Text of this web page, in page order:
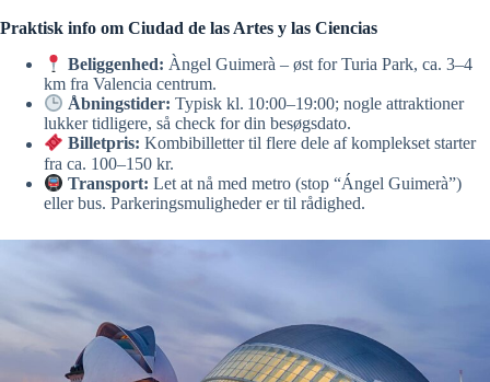
Praktisk info om Ciudad de las Artes y las Ciencias
Beliggenhed: Àngel Guimerà – øst for Turia Park, ca. 3–4
km fra Valencia centrum.
Åbningstider: Typisk kl. 10:00–19:00; nogle attraktioner
lukker tidligere, så check for din besøgsdato.
Billetpris: Kombibilletter til flere dele af komplekset starter
fra ca. 100–150 kr.
Transport: Let at nå med metro (stop “Ángel Guimerà”)
eller bus. Parkeringsmuligheder er til rådighed.